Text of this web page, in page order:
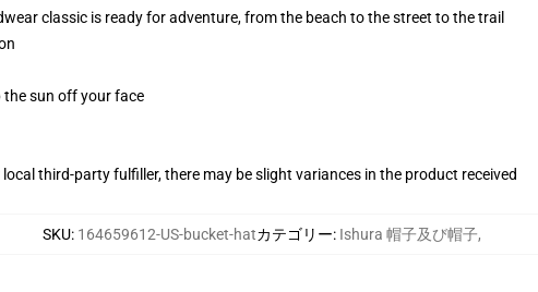
classic is ready for adventure, from the beach to the street to the trail
the sun off your face
third-party fulfiller, there may be slight variances in the product received
SKU: 164659612-US-bucket-hatカテゴリー: Ishura 帽子及び帽子,